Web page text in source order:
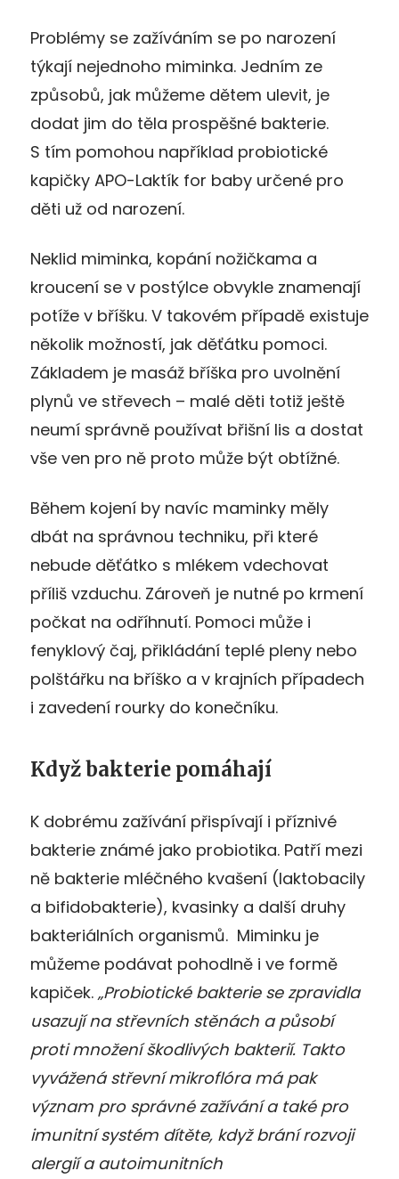
Problémy se zažíváním se po narození
týkají nejednoho miminka. Jedním ze
způsobů, jak můžeme dětem ulevit, je
dodat jim do těla prospěšné bakterie.
S tím pomohou například probiotické
kapičky APO-Laktík for baby určené pro
děti už od narození.
Neklid miminka, kopání nožičkama a
kroucení se v postýlce obvykle znamenají
potíže v bříšku. V takovém případě existuje
několik možností, jak děťátku pomoci.
Základem je masáž bříška pro uvolnění
plynů ve střevech – malé děti totiž ještě
neumí správně používat břišní lis a dostat
vše ven pro ně proto může být obtížné.
Během kojení by navíc maminky měly
dbát na správnou techniku, při které
nebude děťátko s mlékem vdechovat
příliš vzduchu. Zároveň je nutné po krmení
počkat na odříhnutí. Pomoci může i
fenyklový čaj, přikládání teplé pleny nebo
polštářku na bříško a v krajních případech
i zavedení rourky do konečníku.
Když bakterie pomáhají
K dobrému zažívání přispívají i příznivé
bakterie známé jako probiotika. Patří mezi
ně bakterie mléčného kvašení (laktobacily
a bifidobakterie), kvasinky a další druhy
bakteriálních organismů. Miminku je
můžeme podávat pohodlně i ve formě
kapiček. „Probiotické bakterie se zpravidla
usazují na střevních stěnách a působí
proti množení škodlivých bakterií. Takto
vyvážená střevní mikroflóra má pak
význam pro správné zažívání a také pro
imunitní systém dítěte, když brání rozvoji
alergií a autoimunitních